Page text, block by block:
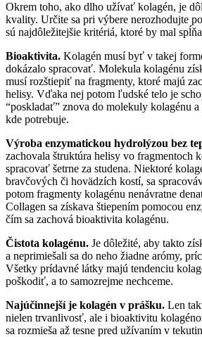
Okrem toho, ako dlho užívať kolagén, je
kvality. Určite sa pri výbere nerozhodujte
sú najdôležitejšie kritériá, ktoré by mal
Bioaktivita. Kolagén musí byť v takej
dokázalo spracovať. Molekula kolagénu
musí rozštiepiť na fragmenty, ktoré majú
helisy. Vďaka nej potom ľudské telo je
“poskladať” znova do molekuly kolagénu
kde potrebuje.
Výroba enzymatickou hydrolýzou bez
zachovala štruktúra helisy vo fragmentoch
spracovať šetrne za studena. Niektoré
bravčových či hovädzích kostí, sa
potom fragmenty kolagénu nenávratne
Collagen sa získava štiepením pomocou
čím sa zachová bioaktivita kolagénu.
Čistota kolagénu. Je dôležité, aby takto
a neprimiešali sa do neho žiadne arómy,
Všetky prídavné látky majú tendenciu
poškodiť, a to samozrejme nechceme.
Najúčinnejší je kolagén v prášku. Len
nielen trvanlivosť, ale i bioaktivitu
sa rozmieša až tesne pred užívaním v